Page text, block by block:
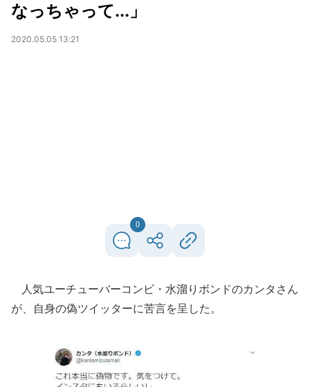
なっちゃって...」
2020.05.05 13:21
0
人気ユーチューバーコンビ・水溜りボンドのカンタさん
が、自身の偽ツイッターに苦言を呈した。